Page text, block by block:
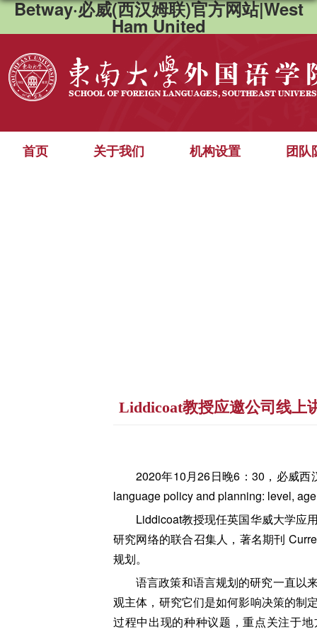
Betway·必威(西汉姆联)官方网站|West
Ham United
首页 关于我们 机构设置 团队
Liddicoat教授应邀公司线上
2020年10月26日晚6：30，必威西
language policy and planning: level,
Liddicoat教授现任英国华威大学应
研究网络的联合召集人，著名期刊
规划。
语言政策和语言规划的研究一直以
观主体，研究它们是如何影响决策的制
过程中出现的种种议题，重点关注于